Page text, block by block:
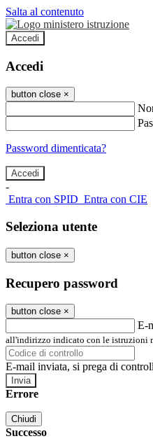
Salta al contenuto
Accedi
Accedi
button close ×
Password dimenticata?
-
Entra con SPID Entra con CIE
Seleziona utente
button close ×
Recupero password
button close ×
E-
all'indirizzo indicato con le istruzioni
E-mail inviata, si prega di
Errore
Chiudi
Successo